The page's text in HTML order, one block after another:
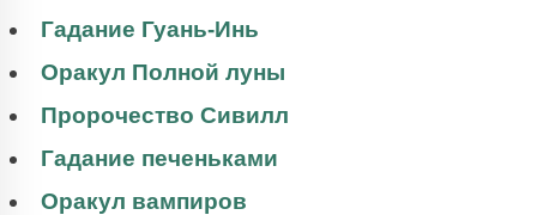
Гадание Гуань-Инь
Оракул Полной луны
Пророчество Сивилл
Гадание печеньками
Оракул вампиров